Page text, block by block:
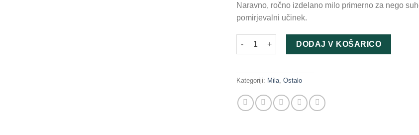
Naravno, ročno izdelano milo primerno za nego
pomirjevalni učinek.
Clayona rumena glina & laški smilj 80 g količina
DODAJ V KOŠARICO
Kategoriji: Mila ,Ostalo